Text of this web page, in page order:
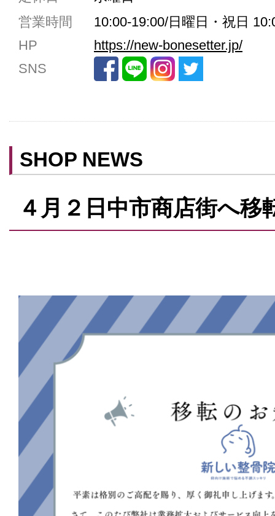
共用トイレ
女性用トイレ
ベビールーム
禁煙
予約可
営業時間
10:00-19:00/日曜日・祝日
HP
https://new-bonesetter.jp/
SNS
SHOP NEWS
４月２日中市商店街へ移